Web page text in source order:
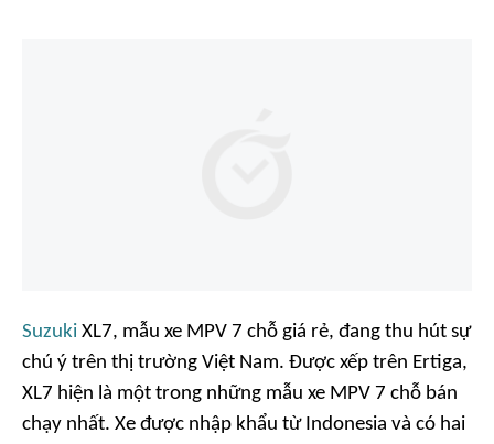
Suzuki XL7, mẫu xe MPV 7 chỗ giá rẻ, đang thu hút sự
chú ý trên thị trường Việt Nam. Được xếp trên Ertiga,
XL7 hiện là một trong những mẫu xe MPV 7 chỗ bán
chạy nhất. Xe được nhập khẩu từ Indonesia và có hai